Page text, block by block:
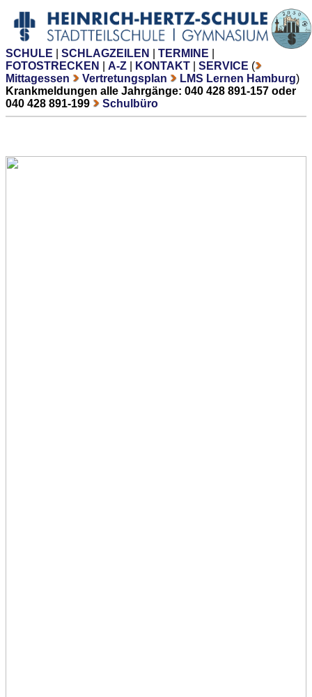
SCHULE SCHLAGZEILEN TERMINE
FOTOSTRECKEN
A-Z KONTAKT SERVICE (
Mittagessen
Vertretungsplan LMS Lernen Hamburg)
Krankmeldungen alle Jahrgänge: 040 428 891-157 oder
040 428 891-199
Schulbüro